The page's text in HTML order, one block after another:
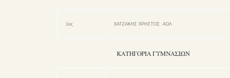
1ος ΧΑΤΖΑΚΗΣ ΧΡΗΣΤΟΣ ΑΟΛ
ΚΑΤΗΓΟΡΙΑ ΓΥΜΝΑΣΙΩΝ